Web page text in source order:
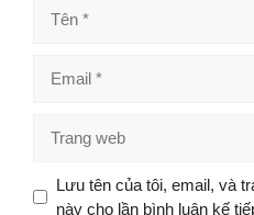
web
Lưu tên của tôi, email, và
này cho lần bình luận kế